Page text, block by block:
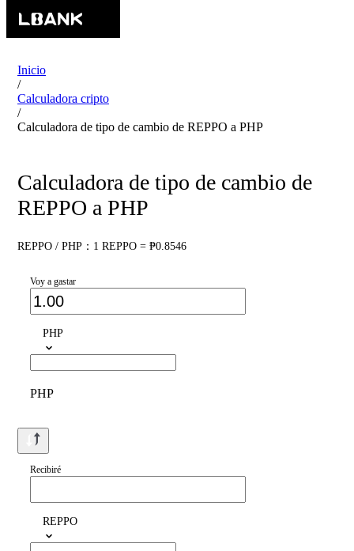
Inicio
/
Calculadora cripto
/
Calculadora de tipo de cambio de REPPO a PHP
Calculadora de tipo de cambio de
REPPO a PHP
REPPO / PHP：1 REPPO = ₱0.8546
Voy a gastar
PHP
PHP
Recibiré
REPPO